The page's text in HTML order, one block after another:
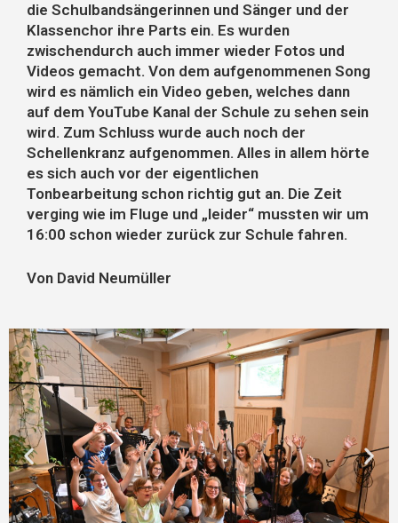
die Schulbandsängerinnen und Sänger und der
Klassenchor ihre Parts ein. Es wurden
zwischendurch auch immer wieder Fotos und
Videos gemacht. Von dem aufgenommenen Song
wird es nämlich ein Video geben, welches dann
auf dem YouTube Kanal der Schule zu sehen sein
wird. Zum Schluss wurde auch noch der
Schellenkranz aufgenommen. Alles in allem hörte
es sich auch vor der eigentlichen
Tonbearbeitung schon richtig gut an. Die Zeit
verging wie im Fluge und „leider“ mussten wir um
16:00 schon wieder zurück zur Schule fahren.
Von David Neumüller